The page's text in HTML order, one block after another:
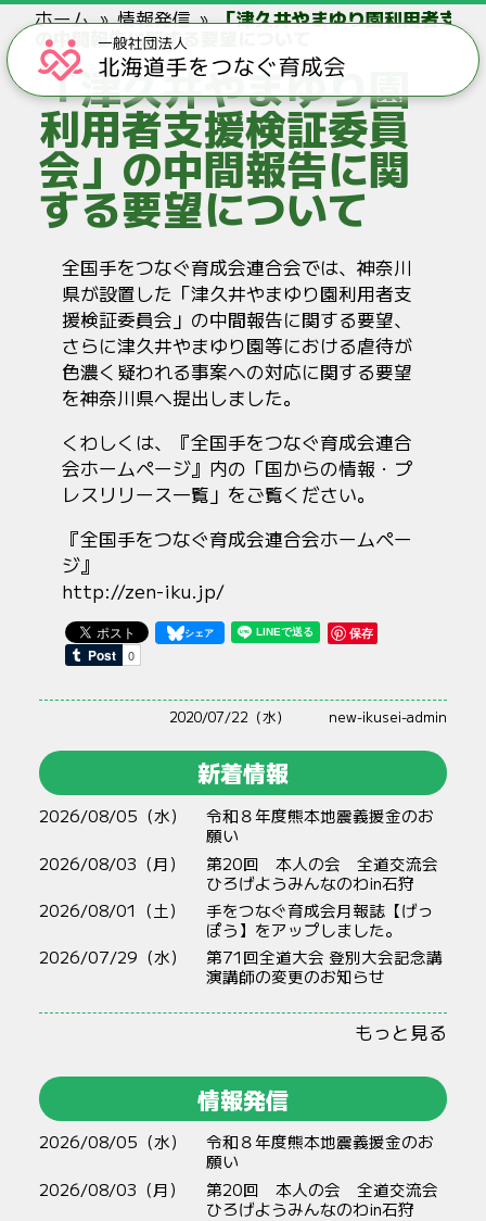
ホーム 情報発信 「津久井やまゆり園利用者支援
の中間報告に関する要望について
「津久井やまゆり園
利用者支援検証委員
会」の中間報告に関
する要望について
全国手をつなぐ育成会連合会では、神奈川
県が設置した「津久井やまゆり園利用者支
援検証委員会」の中間報告に関する要望、
さらに津久井やまゆり園等における虐待が
色濃く疑われる事案への対応に関する要望
を神奈川県へ提出しました。
くわしくは、『全国手をつなぐ育成会連合
会ホームページ』内の「国からの情報・プ
レスリリース一覧」をご覧ください。
『全国手をつなぐ育成会連合会ホームペー
ジ 』
http://zen-iku.jp/
保存
2020/07/22（水） new-ikusei-admin
新着情報
2026/08/05（水）
令和８年度熊本地震義援金のお
願い
2026/08/03（月）
第20回 本人の会 全道交流会
ひろげようみんなのわin石狩
2026/08/01（土）
手をつなぐ育成会月報誌【げっ
ぽう】をアップしました。
2026/07/29（水）
第71回全道大会 登別大会記念講
演講師の変更のお知らせ
もっと見る
情報発信
2026/08/05（水）
令和８年度熊本地震義援金のお
願い
2026/08/03（月）
第20回 本人の会 全道交流会
ひろげようみんなのわin石狩